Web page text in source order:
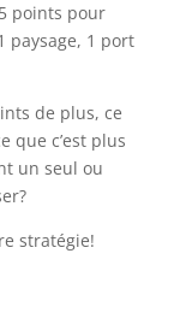
points pour
paysage, 1 port
de plus, ce
que c’est plus
un seul ou
stratégie!